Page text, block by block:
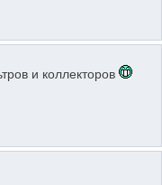
и коллекторов